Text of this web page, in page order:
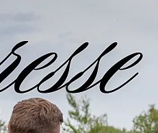
Team eine solide Leistung:
(+7 über Par). In der
Platz liegt zwei Punkte